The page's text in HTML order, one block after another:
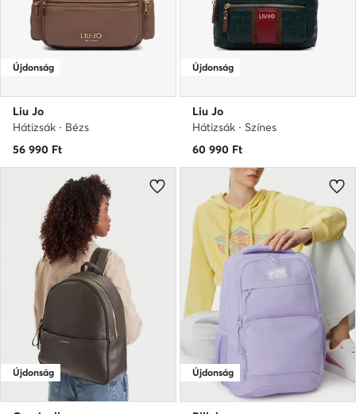
Újdonság
Liu Jo
Hátizsák · Bézs
56 990 Ft
Újdonság
Liu Jo
Hátizsák · Színes
60 990 Ft
Újdonság Újdonság